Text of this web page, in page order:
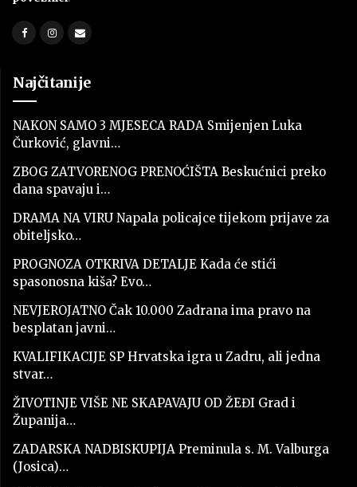
Najčitanije
NAKON SAMO 3 MJESECA RADA Smijenjen Luka
Čurković, glavni…
ZBOG ZATVORENOG PRENOĆIŠTA Beskućnici preko
dana spavaju i…
DRAMA NA VIRU Napala policajce tijekom prijave za
obiteljsko…
PROGNOZA OTKRIVA DETALJE Kada će stići
spasonosna kiša? Evo…
NEVJEROJATNO Čak 10.000 Zadrana ima pravo na
besplatan javni…
KVALIFIKACIJE SP Hrvatska igra u Zadru, ali jedna
stvar…
ŽIVOTINJE VIŠE NE SKAPAVAJU OD ŽEĐI Grad i
Županija…
ZADARSKA NADBISKUPIJA Preminula s. M. Valburga
(Josica)…